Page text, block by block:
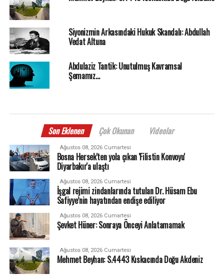
Siyonizmin Arkasındaki Hukuk Skandalı: Abdullah
Vedat Altuna
Abdulaziz Tantik: Unutulmuş Kavramsal
Şemamız…
Son Eklenen Çok Okunan Videolar
Ağustos 08, 2026 Cumartesi
Bosna Hersek'ten yola çıkan 'Filistin Konvoyu'
Diyarbakır'a ulaştı
Ağustos 08, 2026 Cumartesi
İşgal rejimi zindanlarında tutulan Dr. Hüsam Ebu
Safiyye’nin hayatından endişe ediliyor
Ağustos 08, 2026 Cumartesi
Şevket Hüner: Sonraya Önceyi Anlatamamak
Ağustos 08, 2026 Cumartesi
Mehmet Beyhan: S.4443 Kıskacında Doğu Akdeniz